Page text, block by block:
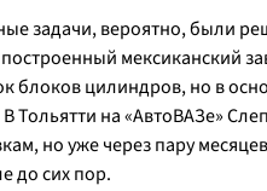
задачи, вероятно, были
построенный мексиканский
блоков цилиндров, но в
Тольятти на «АвтоВАЗе»
но уже через пару
до сих пор.